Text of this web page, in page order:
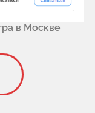
в Москве